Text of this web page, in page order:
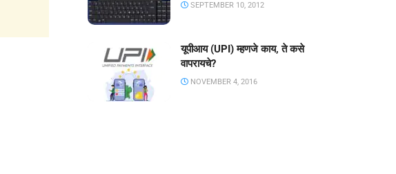
SEPTEMBER 10, 2012
यूपीआय (UPI) म्हणजे काय, ते कसे
वापरायचे?
NOVEMBER 4, 2016